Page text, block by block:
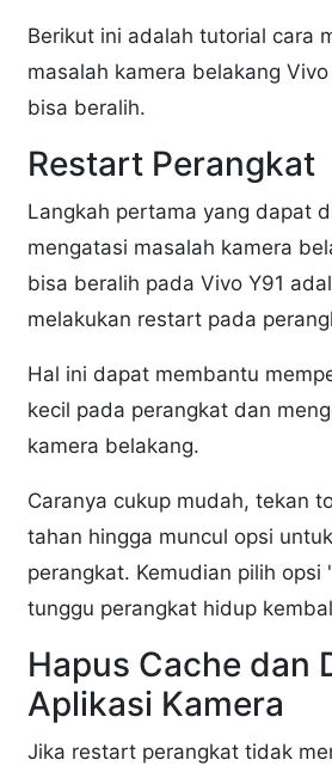
Berikut ini adalah tutorial cara
masalah kamera belakang
bisa beralih.
Restart Perangkat
Langkah pertama yang dapat
mengatasi masalah kamera
bisa beralih pada Vivo Y91
melakukan restart pada
Hal ini dapat membantu
kecil pada perangkat dan
kamera belakang.
Caranya cukup mudah, tekan
tahan hingga muncul opsi
perangkat. Kemudian pilih opsi
tunggu perangkat hidup
Hapus Cache dan
Aplikasi Kamera
Jika restart perangkat tidak